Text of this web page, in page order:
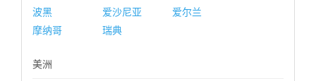
波黑
爱沙尼亚
爱尔兰
摩纳哥
瑞典
美洲